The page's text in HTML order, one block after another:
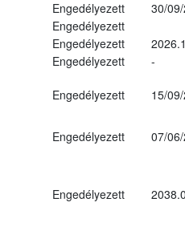
Engedélyezett
30/
Engedélyezett
Engedélyezett
Engedélyezett
-
Engedélyezett 15/
Engedélyezett
07/
Engedélyezett